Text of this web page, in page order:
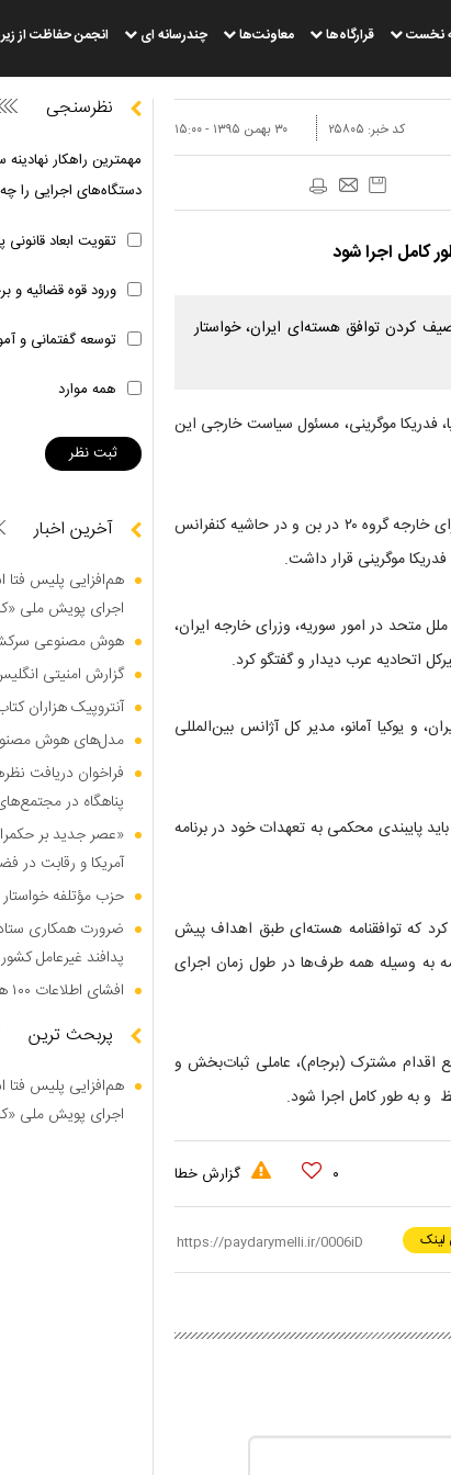
نخست قرارگاه‌ها معاونت‌ها چندرسانه ای انجمن حفاظت از
۳۰ بهمن ۱۳۹۵ - ۱۵:۰۰ کد خبر: ۲۵۸۰۵
کامل اجرا شود
کردن توافق هسته‌ای ایران، خواستار
فدریکا موگرینی، مسئول سیاست خارجی این
وی روز جمعه دیدارهای دوجانبه ای را در حاشیه اجلاس وزرای خارجه گروه ۲۰ در بن و در حاشیه کنفرانس
موگرینی قرار داشت.
متحد در امور سوریه، وزرای خارجه ایران،
اتحادیه عرب دیدار و گفتگو کرد.
و یوکیا آمانو، مدیر کل آژانس بین‌المللی
پایبندی محکمی به تعهدات خود در برنامه
کرد که توافقنامه هسته‌ای طبق اهداف پیش
به وسیله همه طرف‌ها در طول زمان اجرای
اقدام مشترک (برجام)، عاملی‌ ثبات‌بخش و
و به طور کامل اجرا شود.
۰ گزارش خطا
لینک
نظرسنجی
مهمترین راهکار
دستگاه‌های اجرایی را
تقویت ابعاد قانونی
ورود قوه قضائیه و
توسعه گفتمانی و
همه موارد
آخرین اخبار
هم‌افزایی پلیس فتا
اجرای پویش ملی
هوش مصنوعی
گزارش امنیتی
آنتروپیک هزاران
مدل‌های هوش
فراخوان دریافت
پناهگاه در
«عصر جدید بر
آمریکا و رقابت در
حزب مؤتلفه
ضرورت همکاری
پدافند غیرعامل کشور
افشای اطلاعات ۱۰۰ هزار نیروی پلیس در دارک وب
پربحث ترین
هم‌افزایی پلیس فتا
اجرای پویش ملی